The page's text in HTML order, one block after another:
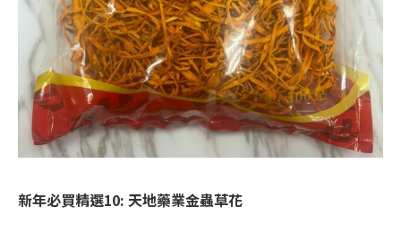
新年必買精選10: 天地藥業金蟲草花